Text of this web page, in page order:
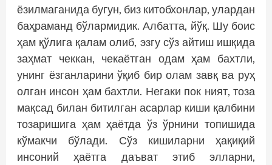
ёзилмаганида бугун, биз китобхонлар, улардан
баҳраманд бўлармидик. Албатта, йўқ. Шу боис
ҳам қўлига қалам олиб, эзгу сўз айтиш ишқида
заҳмат чеккан, чекаётган одам ҳам бахтли,
унинг ёзганларини ўқиб бир олам завқ ва руҳ
олган инсон ҳам бахтли. Негаки пок ният, тоза
мақсад билан битилган асарлар киши қалбини
тозаришига ҳам ҳаётда ўз ўрнини топишида
кўмакчи бўлади. Сўз кишиларни ҳақиқий
инсоний ҳаётга даъват этиб элларни,